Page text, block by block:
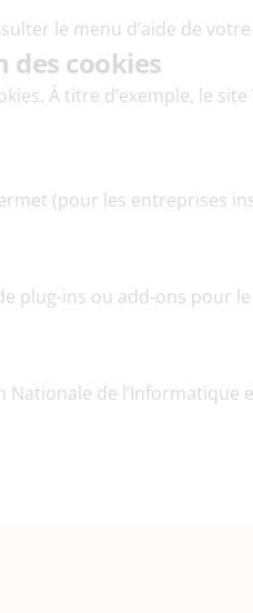
le menu d’aide de
cookies
À titre d’exemple, le site
(pour les entreprises
plug-ins ou add-ons pour